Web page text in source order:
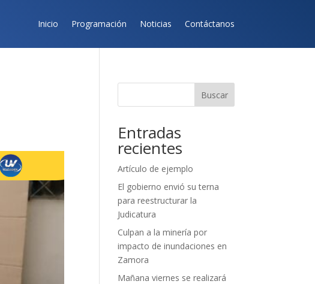
Inicio Programación Noticias Contáctanos
Buscar
Entradas
recientes
Artículo de ejemplo
El gobierno envió su terna
para reestructurar la
Judicatura
Culpan a la minería por
impacto de inundaciones en
Zamora
Mañana viernes se realizará